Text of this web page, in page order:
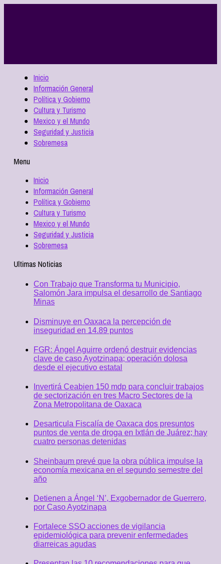
Inicio
Información General
Política y Gobierno
Cultura y Turismo
Mexico y el Mundo
Seguridad y Justicia
Sobremesa
Menu
Inicio
Información General
Política y Gobierno
Cultura y Turismo
Mexico y el Mundo
Seguridad y Justicia
Sobremesa
Ultimas Noticias
Con Trabajo que Transforma tu Municipio,
Salomón Jara impulsa el desarrollo de Santiago
Minas
Disminuye en Oaxaca la percepción de
inseguridad en 14.89 puntos
FGR: Ángel Aguirre ordenó destruir evidencias
clave de caso Ayotzinapa; operación dolosa
desde el ejecutivo estatal
Invertirá Ceabien 150 mdp para concluir trabajos
de sectorización en tres Macro Sectores de la
Zona Metropolitana de Oaxaca
Desarticula Fiscalía de Oaxaca dos presuntos
puntos de venta de droga en Ixtlán de Juárez; hay
cuatro personas detenidas
Sheinbaum prevé que la obra pública impulse la
economía mexicana en el segundo semestre del
año
Detienen a Ángel ‘N’, Exgobernador de Guerrero,
por Caso Ayotzinapa
Fortalece SSO acciones de vigilancia
epidemiológica para prevenir enfermedades
diarreicas agudas